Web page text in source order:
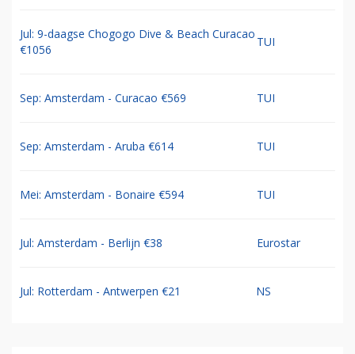
Jul: 9-daagse Chogogo Dive & Beach Curacao
€1056
TUI
Sep: Amsterdam - Curacao €569 TUI
Sep: Amsterdam - Aruba €614 TUI
Mei: Amsterdam - Bonaire €594 TUI
Jul: Amsterdam - Berlijn €38 Eurostar
Jul: Rotterdam - Antwerpen €21 NS